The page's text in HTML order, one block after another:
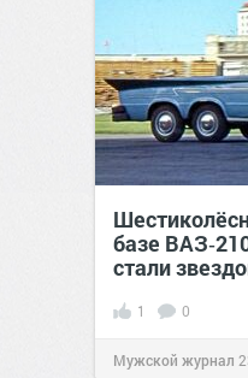
базе
стали
1 0
Мужской журнал